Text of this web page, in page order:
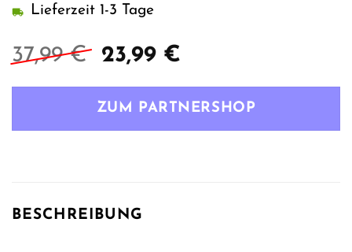
37,99€
Ursprünglicher
war:
23,99 €Aktueller
ist:
Lieferzeit 1-3 Tage
ZUM PARTNERSHOP
BESCHREIBUNG